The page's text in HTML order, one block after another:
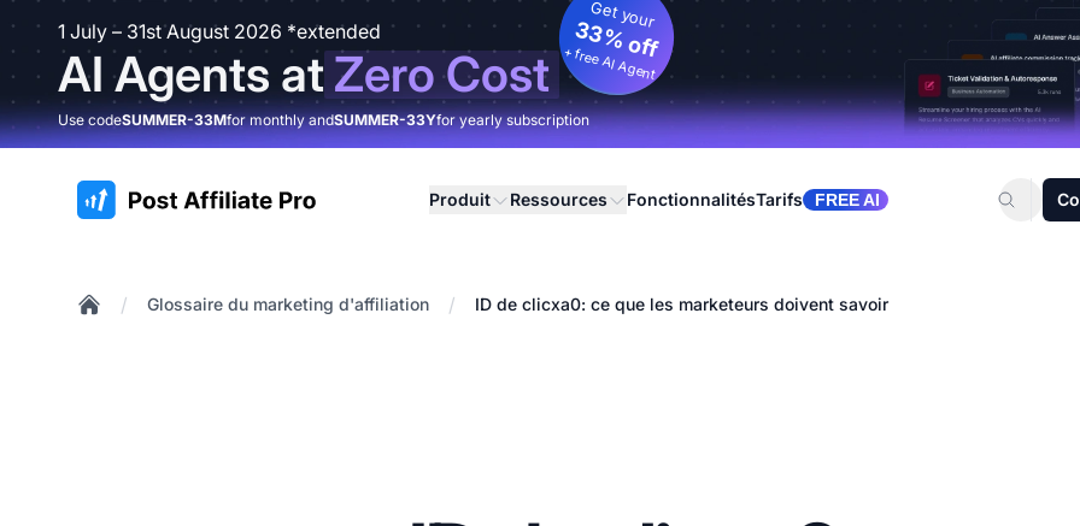
1 July – 31st August 2026 *extended
AI Agents atZero Cost
Get your
33% off
+ free AI Agent
Use codeSUMMER-33Mfor monthly andSUMMER-33Yfor yearly subscription
:site.title Produit Ressources FonctionnalitésTarifs FREE AI
/ Glossaire du marketing d'affiliation / ID de clicxa0: ce que les marketeurs doivent savoir